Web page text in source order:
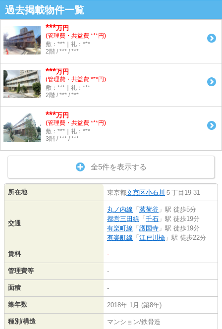
過去掲載物件一覧
***万円
(管理費・共益費 ***円)
敷：***｜礼：***
2階 / *** / ***
***万円
(管理費・共益費 ***円)
敷：***｜礼：***
2階 / *** / ***
***万円
(管理費・共益費 ***円)
敷：***｜礼：***
3階 / *** / ***
全5件を表示する
所在地 東京都文京区小石川 ５丁目19-31
交通
丸ノ内線 「 茗荷谷 」駅 徒歩5分
都営三田線 「 千石 」駅 徒歩19分
有楽町線 「 護国寺 」駅 徒歩19分
有楽町線 「 江戸川橋 」駅 徒歩22分
賃料 -
管理費等 -
面積 -
築年数 2018年 1月 (築8年)
種別/構造 マンション/鉄骨造